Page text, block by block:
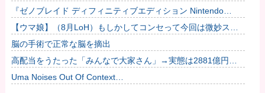
てほしい…
『ゼノブレイド ディフィニティブエディション Nintendo
Switch 2 Edition』3,713 本他
【ウマ娘】（8月LoH）もしかしてコンセって今回は微妙スキ
ルだったりするか？他
脳の手術で正常な脳を摘出
高配当をうたった「みんなで大家さん」→実態は2881億円の
債務超過
Uma Noises Out Of Context…